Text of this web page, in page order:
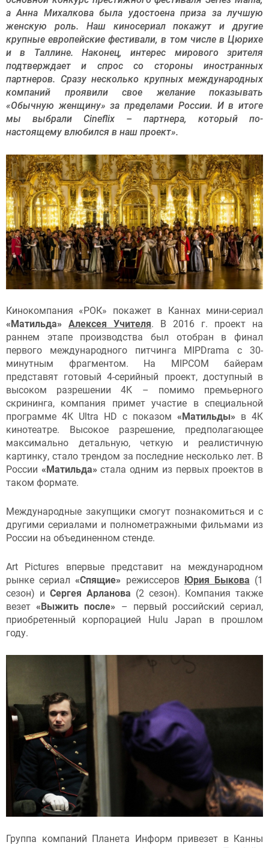
а Анна Михалкова была удостоена приза за лучшую
женскую роль. Наш киносериал покажут и другие
крупные европейские фестивали, в том числе в Цюрихе
и в Таллине. Наконец, интерес мирового зрителя
подтверждает и спрос со стороны иностранных
партнеров. Сразу несколько крупных международных
компаний проявили свое желание показывать
«Обычную женщину» за пределами России. И в итоге
мы выбрали Cineflix – партнера, который по-
настоящему влюбился в наш проект».
Кинокомпания «РОК» покажет в Каннах мини-сериал
«Матильда» Алексея Учителя. В 2016 г. проект на
раннем этапе производства был отобран в финал
первого международного питчинга MIPDrama с 30-
минутным фрагментом. На MIPCOM байерам
представят готовый 4-серийный проект, доступный в
высоком разрешении 4K – помимо премьерного
скрининга, компания примет участие в специальной
программе 4K Ultra HD c показом «Матильды» в 4K
кинотеатре. Высокое разрешение, предполагающее
максимально детальную, четкую и реалистичную
картинку, стало трендом за последние несколько лет. В
России «Матильда» стала одним из первых проектов в
таком формате.
Международные закупщики смогут познакомиться и с
другими сериалами и полнометражными фильмами из
России на объединенном стенде.
Art Pictures впервые представит на международном
рынке сериал«Спящие» режиссеров Юрия Быкова (1
сезон) и Сергея Арланова (2 сезон). Компания также
везет«Выжить после» – первый российский сериал,
приобретенный корпорацией Hulu Japan в прошлом
году.
Группа компаний Планета Информ привезет в Канны